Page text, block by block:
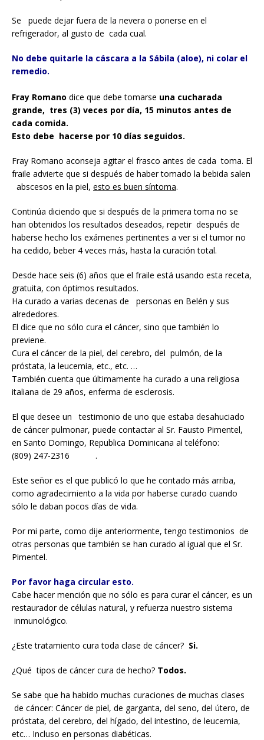
Se puede dejar fuera de la nevera o ponerse en el
refrigerador, al gusto de cada cual.
No debe quitarle la cáscara a la Sábila (aloe), ni colar el
remedio.
Fray Romano dice que debe tomarse una cucharada
grande, tres (3) veces por día, 15 minutos antes de
cada comida.
Esto debe hacerse por 10 días seguidos.
Fray Romano aconseja agitar el frasco antes de cada toma. El
fraile advierte que si después de haber tomado la bebida salen
abscesos en la piel, esto es buen síntoma.
Continúa diciendo que si después de la primera toma no se
han obtenidos los resultados deseados, repetir después de
haberse hecho los exámenes pertinentes a ver si el tumor no
ha cedido, beber 4 veces más, hasta la curación total.
Desde hace seis (6) años que el fraile está usando esta receta,
gratuita, con óptimos resultados.
Ha curado a varias decenas de personas en Belén y sus
alrededores.
El dice que no sólo cura el cáncer, sino que también lo
previene.
Cura el cáncer de la piel, del cerebro, del pulmón, de la
próstata, la leucemia, etc., etc. …
También cuenta que últimamente ha curado a una religiosa
italiana de 29 años, enferma de esclerosis.
El que desee un testimonio de uno que estaba desahuciado
de cáncer pulmonar, puede contactar al Sr. Fausto Pimentel,
en Santo Domingo, Republica Dominicana al teléfono:
(809) 247-2316 .
Este señor es el que publicó lo que he contado más arriba,
como agradecimiento a la vida por haberse curado cuando
sólo le daban pocos días de vida.
Por mi parte, como dije anteriormente, tengo testimonios de
otras personas que también se han curado al igual que el Sr.
Pimentel.
Por favor haga circular esto.
Cabe hacer mención que no sólo es para curar el cáncer, es un
restaurador de células natural, y refuerza nuestro sistema
inmunológico.
¿Este tratamiento cura toda clase de cáncer? Si.
¿Qué tipos de cáncer cura de hecho? Todos.
Se sabe que ha habido muchas curaciones de muchas clases
de cáncer: Cáncer de piel, de garganta, del seno, del útero, de
próstata, del cerebro, del hígado, del intestino, de leucemia,
etc… Incluso en personas diabéticas.